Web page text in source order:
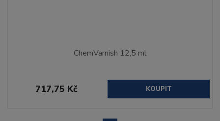
ChemVarnish 12,5 ml
717,75 Kč KOUPIT